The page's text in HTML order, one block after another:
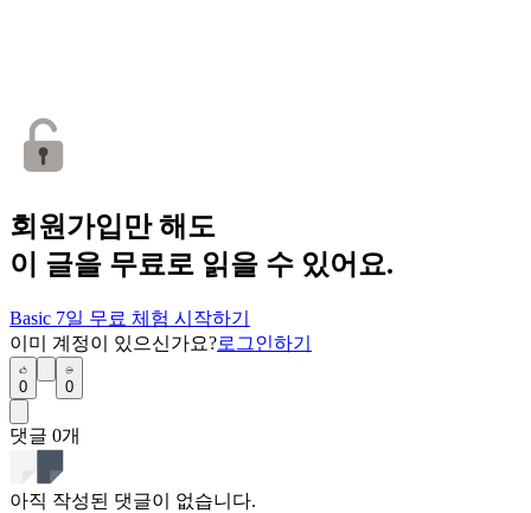
회원가입만 해도
이 글을 무료로 읽을 수 있어요.
Basic 7일 무료 체험 시작하기
이미 계정이 있으신가요?로그인하기
0 0
댓글 0개
아직 작성된 댓글이 없습니다.